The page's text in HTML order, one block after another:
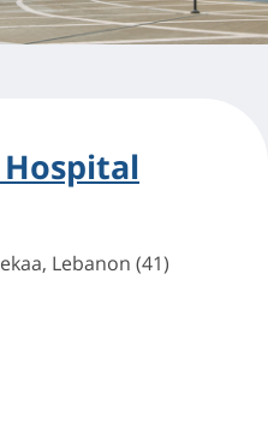
Lebanon (41)